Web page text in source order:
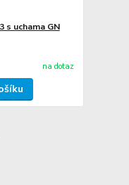
s uchama GN
na dotaz